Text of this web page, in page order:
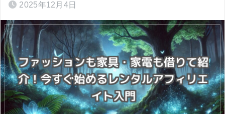
2025年12月4日